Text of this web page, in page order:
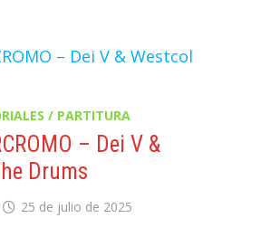
/ PARTITURA
– Dei V &
Drums
25 de julio de 2025